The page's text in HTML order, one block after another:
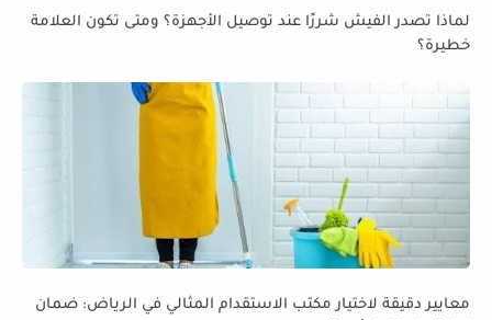
لماذا تصدر الفيش شررًا عند توصيل الأجهزة؟ ومتى تكون العلامة
خطيرة؟
معايير دقيقة لاختيار مكتب الاستقدام المثالي في الرياض: ضمان